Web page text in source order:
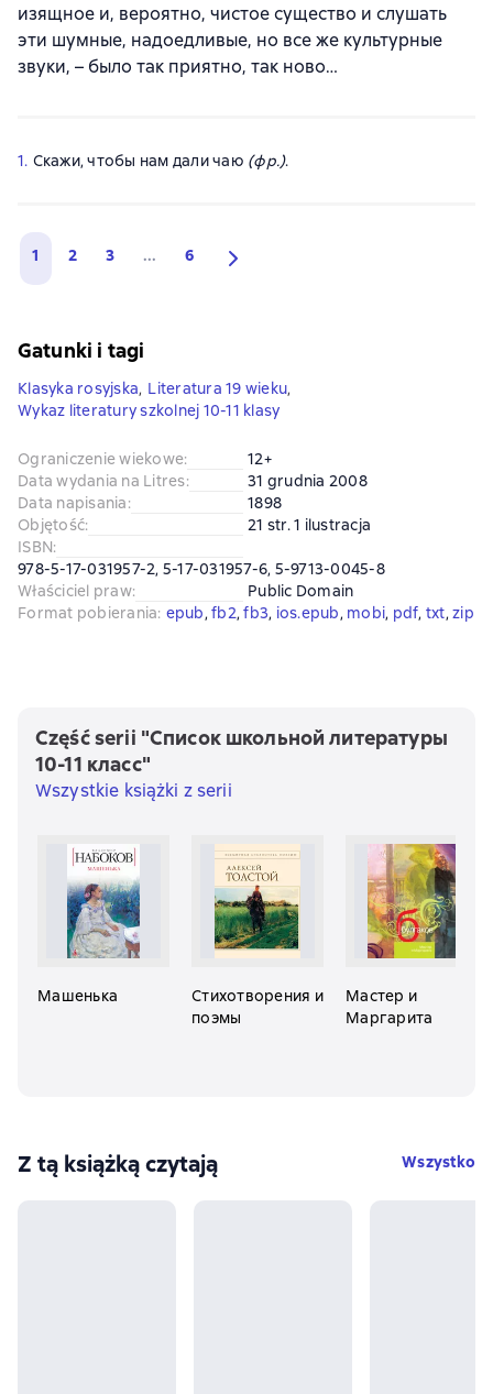
изящное и, вероятно, чистое существо и слушать
эти шумные, надоедливые, но все же культурные
звуки, – было так приятно, так ново…
1. Скажи, чтобы нам дали чаю (фр.).
1 2 3 ... 6
Gatunki i tagi
Klasyka rosyjska, Literatura 19 wieku,
Wykaz literatury szkolnej 10-11 klasy
Ograniczenie wiekowe:
12+
Data wydania na Litres:
31 grudnia 2008
Data napisania:
1898
Objętość:
21 str. 1 ilustracja
ISBN:
978-5-17-031957-2, 5-17-031957-6, 5-9713-0045-8
Właściciel praw:
Public Domain
Format pobierania: epub, fb2, fb3, ios.epub, mobi, pdf, txt, zip
Część serii "Список школьной литературы
10-11 класс"
Wszystkie książki z serii
Машенька
Стихотворения и
поэмы
Мастер и
Маргарита
Z tą książką czytają Wszystko